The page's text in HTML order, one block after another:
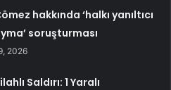
hakkında ‘halkı yanıltıcı
soruşturması
2026
Saldırı: 1 Yaralı